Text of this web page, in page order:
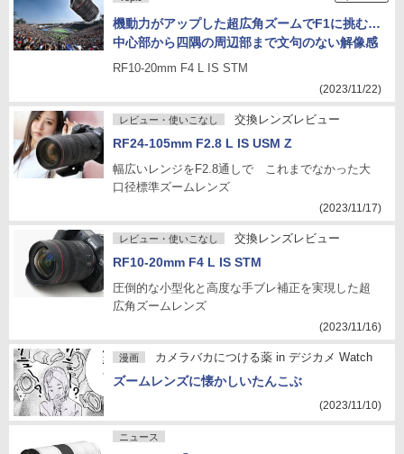
機動力がアップした超広角ズームでF1に挑む…
中心部から四隅の周辺部まで文句のない解像感
RF10-20mm F4 L IS STM
(2023/11/22)
レビュー・使いこなし 交換レンズレビュー
RF24-105mm F2.8 L IS USM Z
幅広いレンジをF2.8通しで これまでなかった大
口径標準ズームレンズ
(2023/11/17)
レビュー・使いこなし 交換レンズレビュー
RF10-20mm F4 L IS STM
圧倒的な小型化と高度な手ブレ補正を実現した超
広角ズームレンズ
(2023/11/16)
漫画 カメラバカにつける薬 in デジカメ Watch
ズームレンズに懐かしいたんこぶ
(2023/11/10)
ニュース